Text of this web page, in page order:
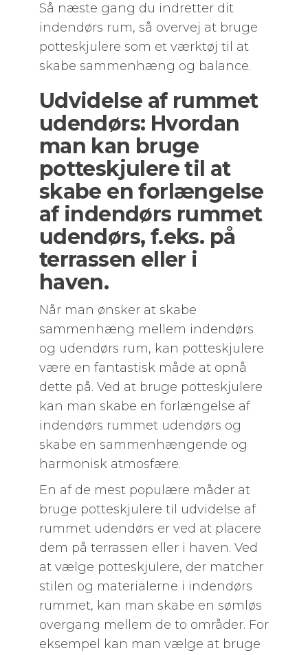
Så næste gang du indretter dit
indendørs rum, så overvej at bruge
potteskjulere som et værktøj til at
skabe sammenhæng og balance.
Udvidelse af rummet
udendørs: Hvordan
man kan bruge
potteskjulere til at
skabe en forlængelse
af indendørs rummet
udendørs, f.eks. på
terrassen eller i
haven.
Når man ønsker at skabe
sammenhæng mellem indendørs
og udendørs rum, kan potteskjulere
være en fantastisk måde at opnå
dette på. Ved at bruge potteskjulere
kan man skabe en forlængelse af
indendørs rummet udendørs og
skabe en sammenhængende og
harmonisk atmosfære.
En af de mest populære måder at
bruge potteskjulere til udvidelse af
rummet udendørs er ved at placere
dem på terrassen eller i haven. Ved
at vælge potteskjulere, der matcher
stilen og materialerne i indendørs
rummet, kan man skabe en sømløs
overgang mellem de to områder. For
eksempel kan man vælge at bruge